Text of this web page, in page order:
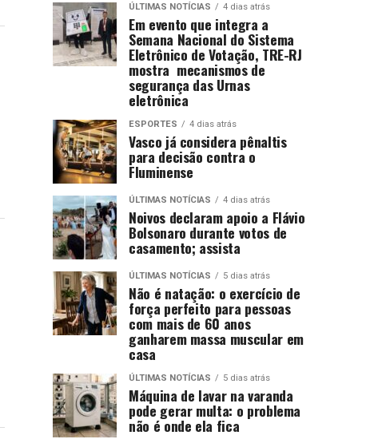
ÚLTIMAS NOTÍCIAS 4 dias atrás
Em evento que integra a
Semana Nacional do Sistema
Eletrônico de Votação, TRE-RJ
mostra mecanismos de
segurança das Urnas
eletrônica
ESPORTES 4 dias atrás
Vasco já considera pênaltis
para decisão contra o
Fluminense
ÚLTIMAS NOTÍCIAS 4 dias atrás
Noivos declaram apoio a Flávio
Bolsonaro durante votos de
casamento; assista
ÚLTIMAS NOTÍCIAS 5 dias atrás
Não é natação: o exercício de
força perfeito para pessoas
com mais de 60 anos
ganharem massa muscular em
casa
ÚLTIMAS NOTÍCIAS 5 dias atrás
Máquina de lavar na varanda
pode gerar multa: o problema
não é onde ela fica